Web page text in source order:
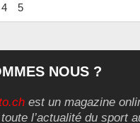
4 5
NOUS ?
est un magazine
l’actualité du sport